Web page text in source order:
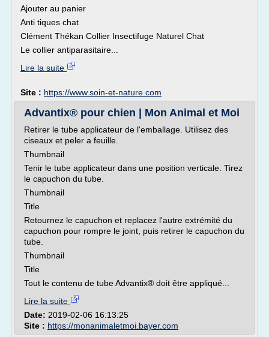
Ajouter au panier
Anti tiques chat
Clément Thékan Collier Insectifuge Naturel Chat
Le collier antiparasitaire...
Lire la suite
Site : https://www.soin-et-nature.com
Advantix® pour chien | Mon Animal et Moi
Retirer le tube applicateur de l'emballage. Utilisez des
ciseaux et peler a feuille.
Thumbnail
Tenir le tube applicateur dans une position verticale. Tirez
le capuchon du tube.
Thumbnail
Title
Retournez le capuchon et replacez l'autre extrémité du
capuchon pour rompre le joint, puis retirer le capuchon du
tube.
Thumbnail
Title
Tout le contenu de tube Advantix® doit être appliqué...
Lire la suite
Date: 2019-02-06 16:13:25
Site : https://monanimaletmoi.bayer.com